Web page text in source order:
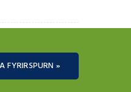
FYRIRSPURN »